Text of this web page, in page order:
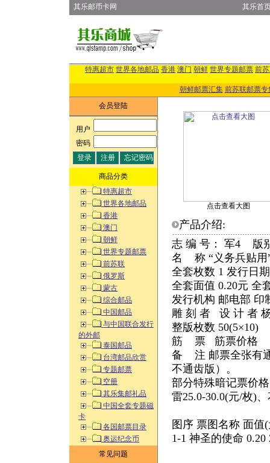
其乐邮币卡网 其乐首
特惠超市 世界各地邮品 香港 澳门 朝鲜 世界专题邮票 前
朝鲜邮票汇集 前苏联邮票专
会员登陆
用户:
密码:
商品分类
特惠超市
世界各地邮品
香港
澳门
朝鲜
世界专题邮票
前苏联
俄罗斯
蒙古
综合邮品
中国邮品
与中国联合发行
的外邮
泰国邮品
台湾邮品欣赏
专题邮票
空册
其乐集邮礼品
中国全套专题磁
卡
各国邮票目录
奥运纪念币
常见问题
点击查看大图
产品介绍:
志 编 号： 军4 版
名 称 “义务兵贴用
全套枚数 1 发行日
全套面值 0.20元 全
发行机构 邮电部 印
雕 刻 者 设 计 者
整版枚数 50(5×10)
筋 票 筋票价格
备 注 邮票全张有
不通齿版）。
部分特殊暗记票价
雷25.0-30.0(元/枚)
图序 票图名称 面
1-1 神圣的使命